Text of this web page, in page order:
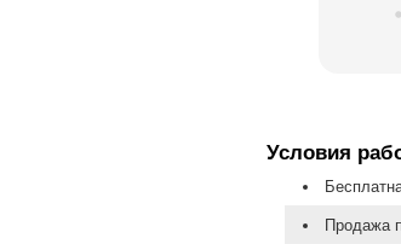
Условия
Продажа